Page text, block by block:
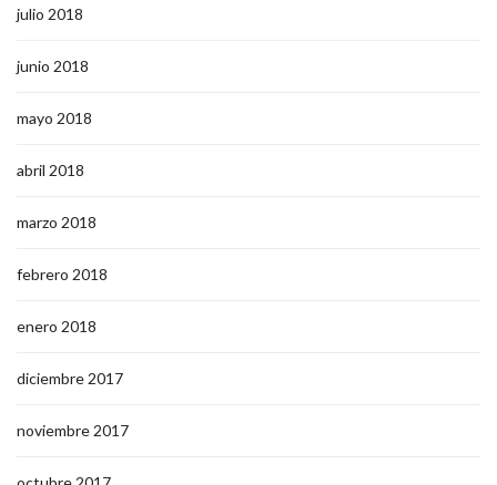
julio 2018
junio 2018
mayo 2018
abril 2018
marzo 2018
febrero 2018
enero 2018
diciembre 2017
noviembre 2017